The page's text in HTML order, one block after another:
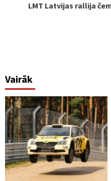
LMT Latvijas rallija
Vairāk